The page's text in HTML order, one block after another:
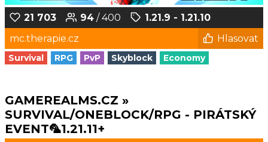
21 703 94 / 400
1.21.9 - 1.21.10
mc.therapie.cz
Hlasovat
Survival RPG PvP Skyblock Economy
GAMEREALMS.CZ »
SURVIVAL/ONEBLOCK/RPG - PIRÁTSKÝ
EVENT🦜1.21.11+